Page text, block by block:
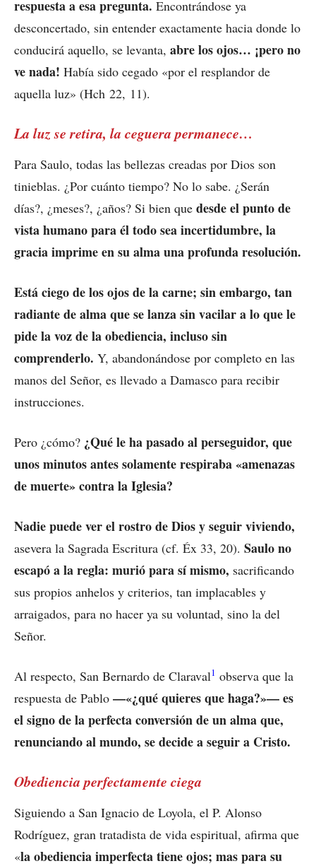
respuesta a esa pregunta. Encontrándose ya
desconcertado, sin entender exactamente hacia donde lo
conducirá aquello, se levanta, abre los ojos… ¡pero no
ve nada! Había sido cegado «por el resplandor de
aquella luz» (Hch 22, 11).
La luz se retira, la ceguera permanece…
Para Saulo, todas las bellezas creadas por Dios son
tinieblas. ¿Por cuánto tiempo? No lo sabe. ¿Serán
días?, ¿meses?, ¿años? Si bien que desde el punto de
vista humano para él todo sea incertidumbre, la
gracia imprime en su alma una profunda resolución.
Está ciego de los ojos de la carne; sin embargo, tan
radiante de alma que se lanza sin vacilar a lo que le
pide la voz de la obediencia, incluso sin
comprenderlo. Y, abandonándose por completo en las
manos del Señor, es llevado a Damasco para recibir
instrucciones.
Pero ¿cómo? ¿Qué le ha pasado al perseguidor, que
unos minutos antes solamente respiraba «amenazas
de muerte» contra la Iglesia?
Nadie puede ver el rostro de Dios y seguir viviendo,
asevera la Sagrada Escritura (cf. Éx 33, 20). Saulo no
escapó a la regla: murió para sí mismo, sacrificando
sus propios anhelos y criterios, tan implacables y
arraigados, para no hacer ya su voluntad, sino la del
Señor.
Al respecto, San Bernardo de Claraval1 observa que la
respuesta de Pablo —«¿qué quieres que haga?»— es
el signo de la perfecta conversión de un alma que,
renunciando al mundo, se decide a seguir a Cristo.
Obediencia perfectamente ciega
Siguiendo a San Ignacio de Loyola, el P. Alonso
Rodríguez, gran tratadista de vida espiritual, afirma que
«la obediencia imperfecta tiene ojos; mas para su